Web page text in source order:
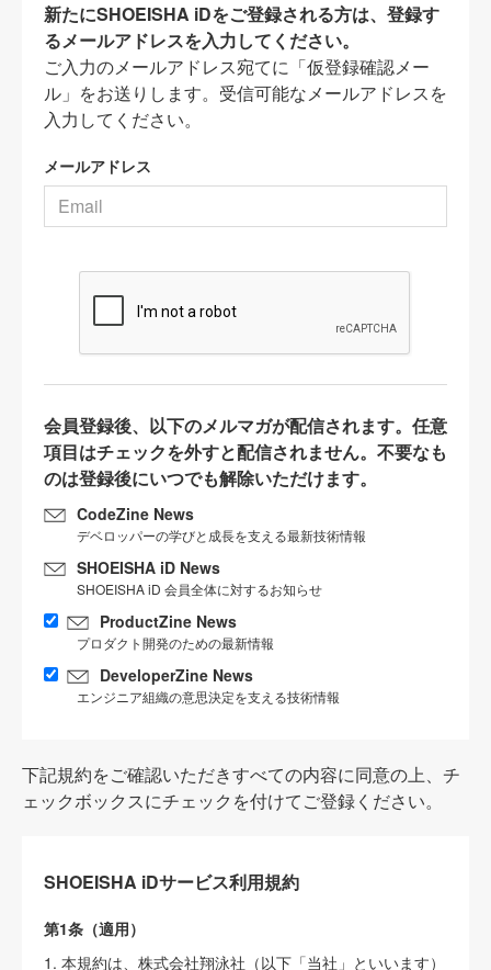
新たにSHOEISHA iDをご登録される方は、登録す
るメールアドレスを入力してください。
ご入力のメールアドレス宛てに「仮登録確認メー
ル」をお送りします。受信可能なメールアドレスを
入力してください。
メールアドレス
会員登録後、以下のメルマガが配信されます。任意
項目はチェックを外すと配信されません。不要なも
のは登録後にいつでも解除いただけます。
CodeZine News
デベロッパーの学びと成長を支える最新技術情報
SHOEISHA iD News
SHOEISHA iD 会員全体に対するお知らせ
ProductZine News
プロダクト開発のための最新情報
DeveloperZine News
エンジニア組織の意思決定を支える技術情報
下記規約をご確認いただきすべての内容に同意の上、チ
ェックボックスにチェックを付けてご登録ください。
SHOEISHA iDサービス利用規約
第1条（適用）
1. 本規約は、株式会社翔泳社（以下「当社」といいます）